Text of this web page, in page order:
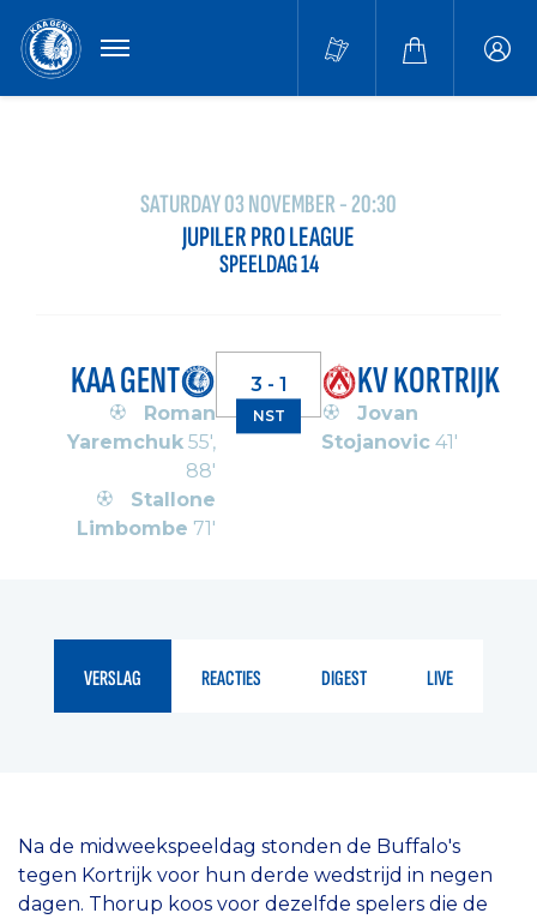
MENU
SATURDAY 03 NOVEMBER - 20:30
JUPILER PRO LEAGUE
SPEELDAG 14
KAA GENT
Roman
Yaremchuk 55',
88'
Stallone
Limbombe 71'
3 - 1
NST
KV KORTRIJK
Jovan
Stojanovic 41'
VERSLAG REACTIES DIGEST LIVE
Na de midweekspeeldag stonden de Buffalo's
tegen Kortrijk voor hun derde wedstrijd in negen
dagen. Thorup koos voor dezelfde spelers die de